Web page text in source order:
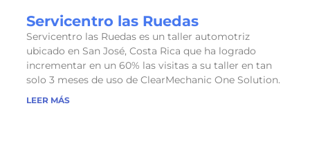
Servicentro las Ruedas
Servicentro las Ruedas es un taller automotriz
ubicado en San José, Costa Rica que ha logrado
incrementar en un 60% las visitas a su taller en tan
solo 3 meses de uso de ClearMechanic One Solution.
LEER MÁS